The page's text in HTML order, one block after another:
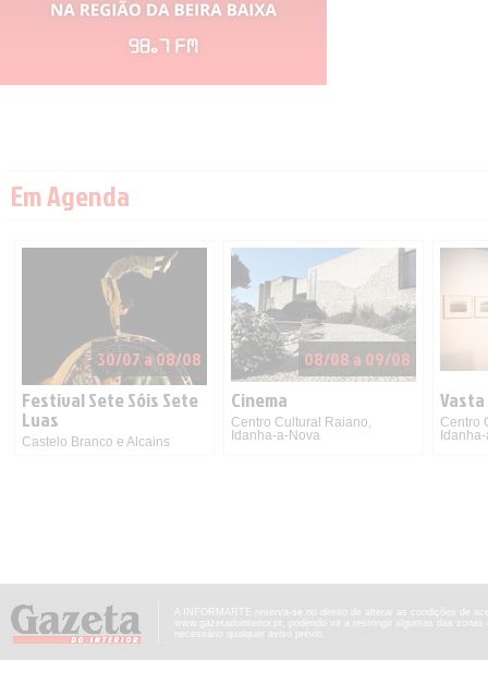
Em Agenda
30/07 a 08/08
Festival Sete Sóis Sete
Luas
Castelo Branco e Alcains
08/08 a 09/08
Cinema
Centro Cultural Raiano,
Idanha-a-Nova
Centro
A INFORMARTE reserva-se no direito de alterar as condições de
www.gazetadointerior.pt, podendo vir a restringir algumas das
necessário qualquer aviso prévio.